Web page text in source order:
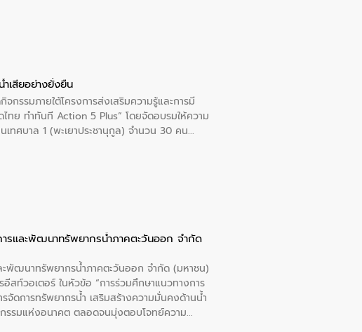
เสียอย่างยั่งยืน
รรมภายใต้โครงการส่งเสริมความรู้และการมี
ทย ทำทันที Action 5 Plus” โดยจัดอบรมให้ความ
เทศบาล 1 (พะเยาประชานุกูล) จำนวน 30 คน
รและพัฒนาทรัพยากรน้ำภาคตะวันออก จำกัด
พัฒนาทรัพยากรน้ำภาคตะวันออก จำกัด (มหาชน)
ท์วอเตอร์ ในหัวข้อ “การร่วมศึกษาแนวทางการ
รจัดการทรัพยากรน้ำ เสริมสร้างความมั่นคงด้านน้ำ
รรมแห่งอนาคต ตลอดจนมุ่งตอบโจทย์ความ
นความร่วมมือในครั้งนี้เป็นการดึงจุดแข็งและ